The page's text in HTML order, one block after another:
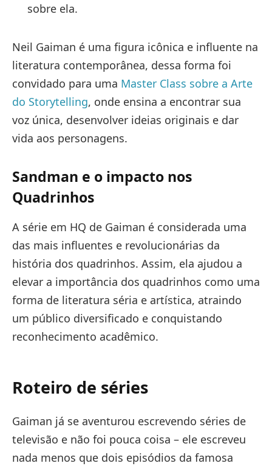
sobre ela.
Neil Gaiman é uma figura icônica e influente na
literatura contemporânea, dessa forma foi
convidado para uma Master Class sobre a Arte
do Storytelling, onde ensina a encontrar sua
voz única, desenvolver ideias originais e dar
vida aos personagens.
Sandman e o impacto nos
Quadrinhos
A série em HQ de Gaiman é considerada uma
das mais influentes e revolucionárias da
história dos quadrinhos. Assim, ela ajudou a
elevar a importância dos quadrinhos como uma
forma de literatura séria e artística, atraindo
um público diversificado e conquistando
reconhecimento acadêmico.
Roteiro de séries
Gaiman já se aventurou escrevendo séries de
televisão e não foi pouca coisa – ele escreveu
nada menos que dois episódios da famosa